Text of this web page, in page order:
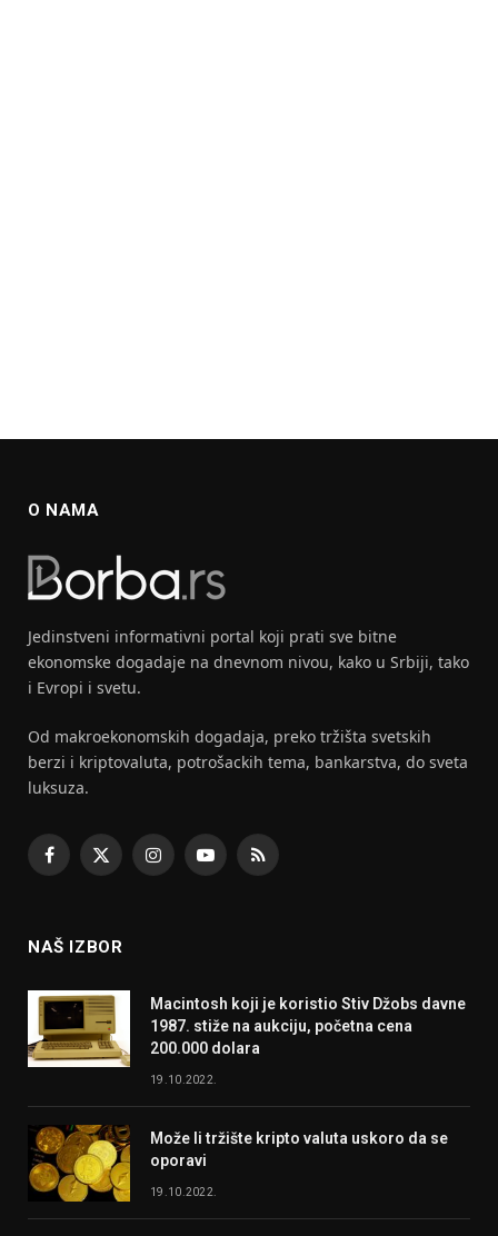
O NAMA
Jedinstveni informativni portal koji prati sve bitne
ekonomske dogadaje na dnevnom nivou, kako u Srbiji, tako
i Evropi i svetu.
Od makroekonomskih dogadaja, preko tržišta svetskih
berzi i kriptovaluta, potrošackih tema, bankarstva, do sveta
luksuza.
Facebook
X
InstagramYouTubeRSS
NAŠ IZBOR
Macintosh koji je koristio Stiv Džobs davne
1987. stiže na aukciju, početna cena
200.000 dolara
19.10.2022.
Može li tržište kripto valuta uskoro da se
oporavi
19.10.2022.